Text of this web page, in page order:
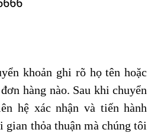
khoản ghi rõ họ tên hoặc
hàng nào. Sau khi chuyển
hệ xác nhận và tiến hành
gian thỏa thuận mà chúng tôi